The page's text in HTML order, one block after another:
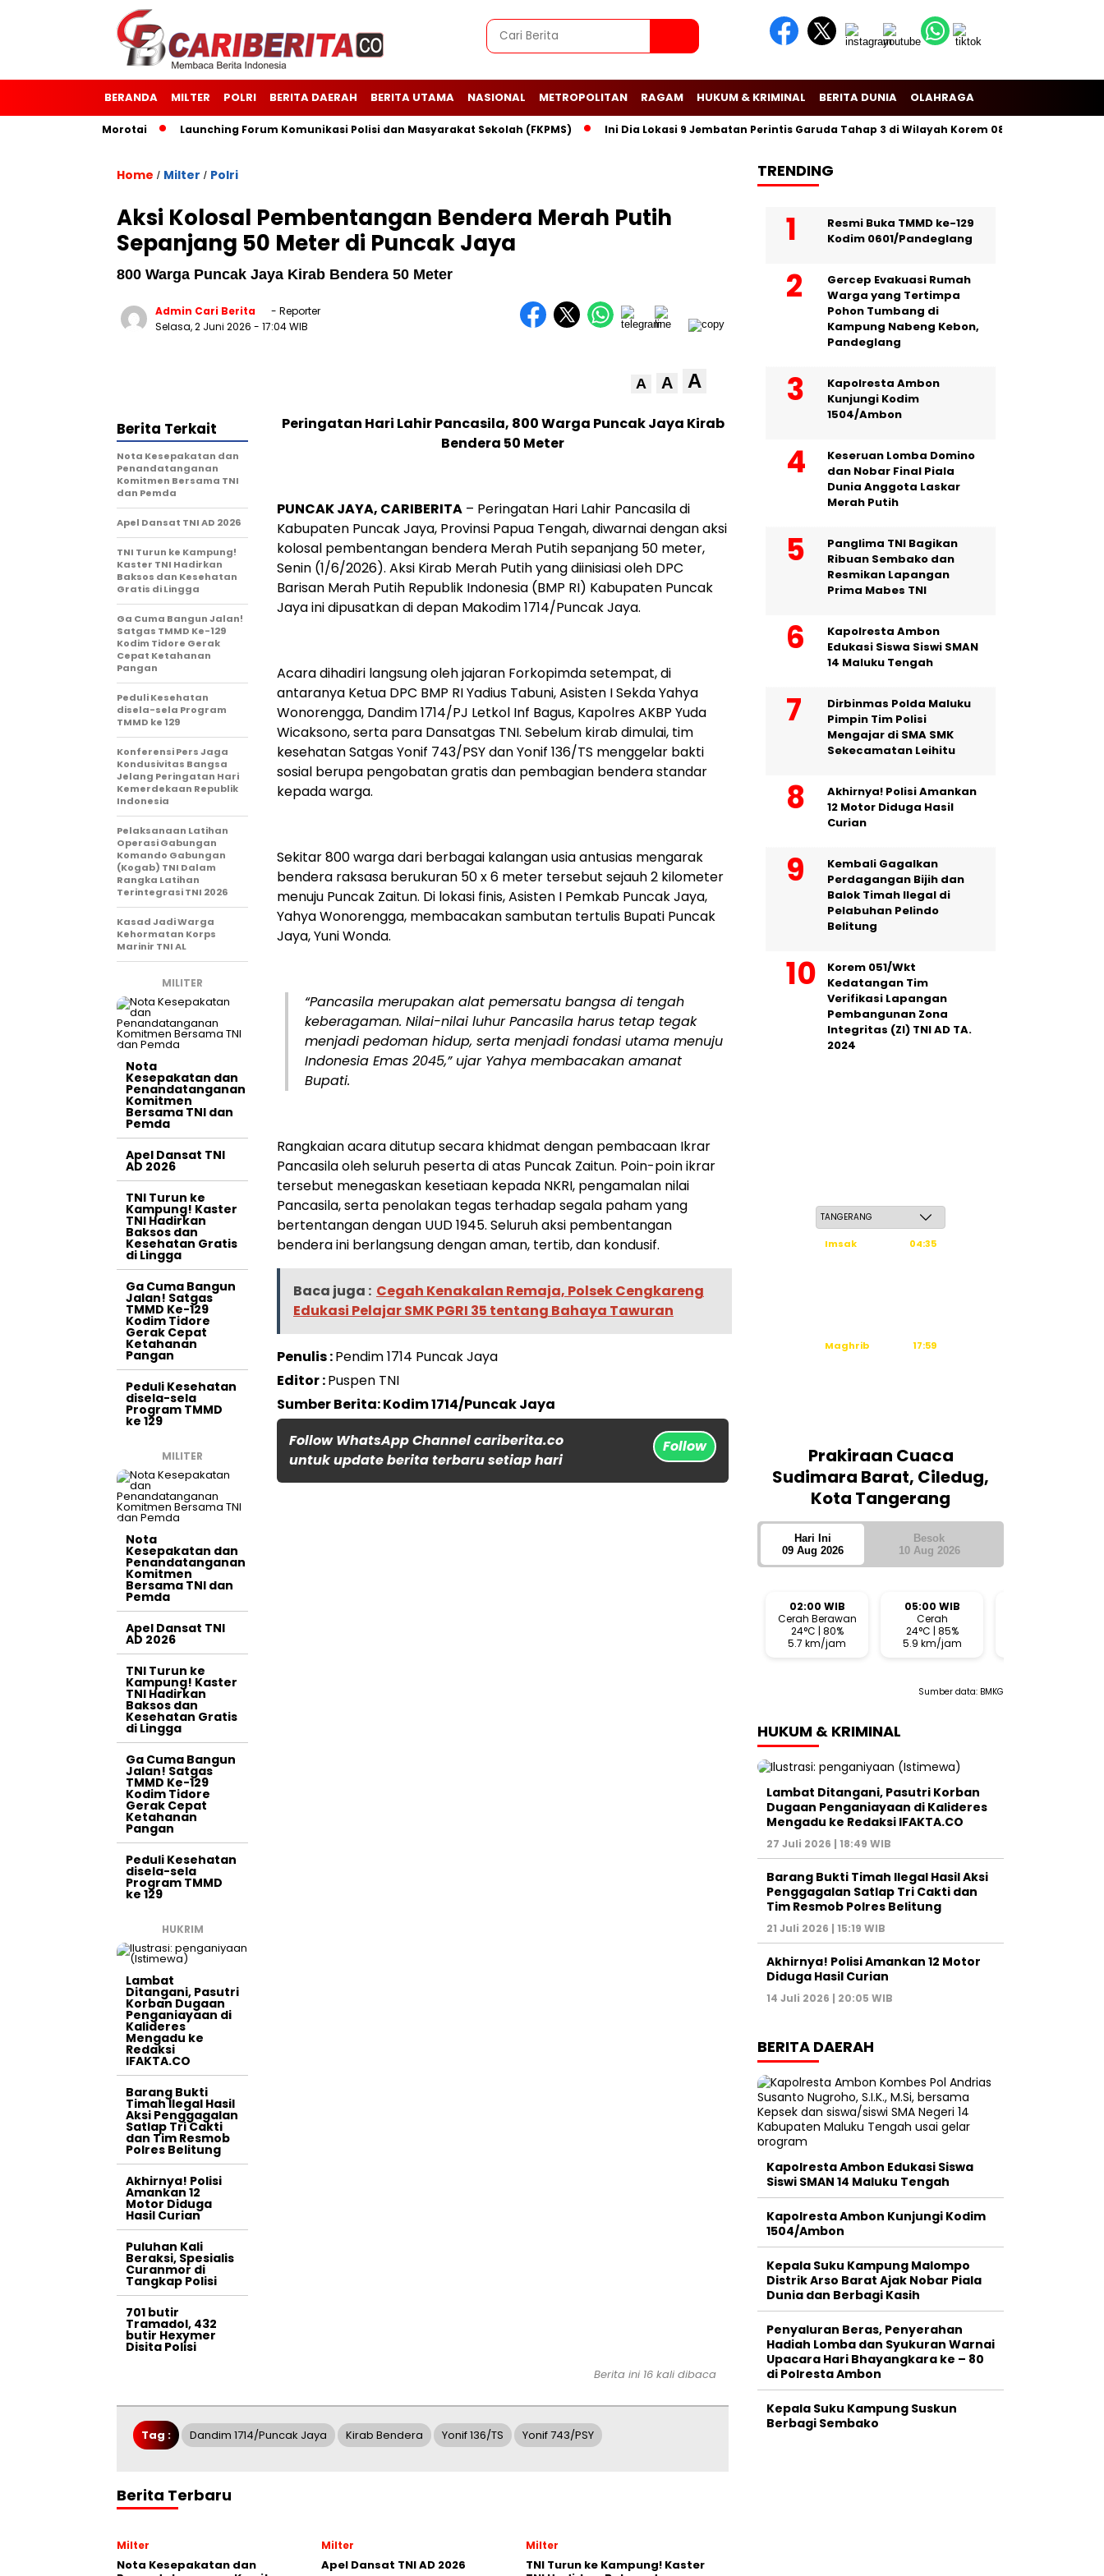
BERANDA MILTER POLRI BERITA DAERAH BERITA UTAMA NASIONAL METROPOLITAN RAGAM HUKUM & KRIMINAL BERITA DUNIA OLAHRAGA
Kodim 1514/Morotai Launching Forum Komunikasi Polisi dan Masyarakat Sekolah (FKPMS) Ini Dia Lokasi 9 Jembatan Perintis Garuda Tahap 3 di Wilayah Korem 081/Dsj
Home / Milter / Polri
Aksi Kolosal Pembentangan Bendera Merah Putih
Sepanjang 50 Meter di Puncak Jaya
800 Warga Puncak Jaya Kirab Bendera 50 Meter
Admin Cari Berita
- Reporter
Selasa, 2 Juni 2026 - 17:04 WIB
A A A
Peringatan Hari Lahir Pancasila, 800 Warga Puncak Jaya Kirab
Bendera 50 Meter
PUNCAK JAYA, CARIBERITA – Peringatan Hari Lahir Pancasila di
Kabupaten Puncak Jaya, Provinsi Papua Tengah, diwarnai dengan aksi
kolosal pembentangan bendera Merah Putih sepanjang 50 meter,
Senin (1/6/2026). Aksi Kirab Merah Putih yang diinisiasi oleh DPC
Barisan Merah Putih Republik Indonesia (BMP RI) Kabupaten Puncak
Jaya ini dipusatkan di depan Makodim 1714/Puncak Jaya.
Acara dihadiri langsung oleh jajaran Forkopimda setempat, di
antaranya Ketua DPC BMP RI Yadius Tabuni, Asisten I Sekda Yahya
Wonorengga, Dandim 1714/PJ Letkol Inf Bagus, Kapolres AKBP Yuda
Wicaksono, serta para Dansatgas TNI. Sebelum kirab dimulai, tim
kesehatan Satgas Yonif 743/PSY dan Yonif 136/TS menggelar bakti
sosial berupa pengobatan gratis dan pembagian bendera standar
kepada warga.
Sekitar 800 warga dari berbagai kalangan usia antusias mengarak
bendera raksasa berukuran 50 x 6 meter tersebut sejauh 2 kilometer
menuju Puncak Zaitun. Di lokasi finis, Asisten I Pemkab Puncak Jaya,
Yahya Wonorengga, membacakan sambutan tertulis Bupati Puncak
Jaya, Yuni Wonda.
“Pancasila merupakan alat pemersatu bangsa di tengah
keberagaman. Nilai-nilai luhur Pancasila harus tetap tegak
menjadi pedoman hidup, serta menjadi fondasi utama menuju
Indonesia Emas 2045,” ujar Yahya membacakan amanat
Bupati.
Rangkaian acara ditutup secara khidmat dengan pembacaan Ikrar
Pancasila oleh seluruh peserta di atas Puncak Zaitun. Poin-poin ikrar
tersebut menegaskan kesetiaan kepada NKRI, pengamalan nilai
Pancasila, serta penolakan tegas terhadap segala paham yang
bertentangan dengan UUD 1945. Seluruh aksi pembentangan
bendera ini berlangsung dengan aman, tertib, dan kondusif.
Baca juga : Cegah Kenakalan Remaja, Polsek Cengkareng
Edukasi Pelajar SMK PGRI 35 tentang Bahaya Tawuran
Penulis :Pendim 1714 Puncak Jaya
Editor :Puspen TNI
Sumber Berita: Kodim 1714/Puncak Jaya
Follow WhatsApp Channel cariberita.co
untuk update berita terbaru setiap hari
Follow
Berita Terkait
Nota Kesepakatan dan
Penandatanganan
Komitmen Bersama TNI
dan Pemda
Apel Dansat TNI AD 2026
TNI Turun ke Kampung!
Kaster TNI Hadirkan
Baksos dan Kesehatan
Gratis di Lingga
Ga Cuma Bangun Jalan!
Satgas TMMD Ke-129
Kodim Tidore Gerak
Cepat Ketahanan
Pangan
Peduli Kesehatan
disela-sela Program
TMMD ke 129
Konferensi Pers Jaga
Kondusivitas Bangsa
Jelang Peringatan Hari
Kemerdekaan Republik
Indonesia
Pelaksanaan Latihan
Operasi Gabungan
Komando Gabungan
(Kogab) TNI Dalam
Rangka Latihan
Terintegrasi TNI 2026
Kasad Jadi Warga
Kehormatan Korps
Marinir TNI AL
MILITER
Nota
Kesepakatan dan
Penandatanganan
Komitmen
Bersama TNI dan
Pemda
Apel Dansat TNI
AD 2026
TNI Turun ke
Kampung! Kaster
TNI Hadirkan
Baksos dan
Kesehatan Gratis
di Lingga
Ga Cuma Bangun
Jalan! Satgas
TMMD Ke-129
Kodim Tidore
Gerak Cepat
Ketahanan
Pangan
Peduli Kesehatan
disela-sela
Program TMMD
ke 129
MILITER
Nota
Kesepakatan dan
Penandatanganan
Komitmen
Bersama TNI dan
Pemda
Apel Dansat TNI
AD 2026
TNI Turun ke
Kampung! Kaster
TNI Hadirkan
Baksos dan
Kesehatan Gratis
di Lingga
Ga Cuma Bangun
Jalan! Satgas
TMMD Ke-129
Kodim Tidore
Gerak Cepat
Ketahanan
Pangan
Peduli Kesehatan
disela-sela
Program TMMD
ke 129
HUKRIM
Lambat
Ditangani, Pasutri
Korban Dugaan
Penganiayaan di
Kalideres
Mengadu ke
Redaksi
IFAKTA.CO
Barang Bukti
Timah Ilegal Hasil
Aksi Penggagalan
Satlap Tri Cakti
dan Tim Resmob
Polres Belitung
Akhirnya! Polisi
Amankan 12
Motor Diduga
Hasil Curian
Puluhan Kali
Beraksi, Spesialis
Curanmor di
Tangkap Polisi
701 butir
Tramadol, 432
butir Hexymer
Disita Polisi
Berita ini 16 kali dibaca
Tag : Dandim 1714/Puncak Jaya Kirab Bendera Yonif 136/TS Yonif 743/PSY
Berita Terbaru
Milter
Nota Kesepakatan dan
Milter
Apel Dansat TNI AD 2026
Milter
TNI Turun ke Kampung! Kaster
TRENDING
Resmi Buka TMMD ke-129
Kodim 0601/Pandeglang
Gercep Evakuasi Rumah
Warga yang Tertimpa
Pohon Tumbang di
Kampung Nabeng Kebon,
Pandeglang
Kapolresta Ambon
Kunjungi Kodim
1504/Ambon
Keseruan Lomba Domino
dan Nobar Final Piala
Dunia Anggota Laskar
Merah Putih
Panglima TNI Bagikan
Ribuan Sembako dan
Resmikan Lapangan
Prima Mabes TNI
Kapolresta Ambon
Edukasi Siswa Siswi SMAN
14 Maluku Tengah
Dirbinmas Polda Maluku
Pimpin Tim Polisi
Mengajar di SMA SMK
Sekecamatan Leihitu
Akhirnya! Polisi Amankan
12 Motor Diduga Hasil
Curian
Kembali Gagalkan
Perdagangan Bijih dan
Balok Timah Ilegal di
Pelabuhan Pelindo
Belitung
Korem 051/Wkt
Kedatangan Tim
Verifikasi Lapangan
Pembangunan Zona
Integritas (ZI) TNI AD TA.
2024
Imsak
04:35
Maghrib
17:59
Prakiraan Cuaca
Sudimara Barat, Ciledug,
Kota Tangerang
Hari Ini
09 Aug 2026
Besok
10 Aug 2026
02:00 WIB
Cerah Berawan
24°C | 80%
5.7 km/jam
05:00 WIB
Cerah
24°C | 85%
5.9 km/jam
Sumber data: BMKG
HUKUM & KRIMINAL
Lambat Ditangani, Pasutri Korban
Dugaan Penganiayaan di Kalideres
Mengadu ke Redaksi IFAKTA.CO
27 Juli 2026 | 18:49 WIB
Barang Bukti Timah Ilegal Hasil Aksi
Penggagalan Satlap Tri Cakti dan
Tim Resmob Polres Belitung
21 Juli 2026 | 15:19 WIB
Akhirnya! Polisi Amankan 12 Motor
Diduga Hasil Curian
14 Juli 2026 | 20:05 WIB
BERITA DAERAH
Kapolresta Ambon Edukasi Siswa
Siswi SMAN 14 Maluku Tengah
Kapolresta Ambon Kunjungi Kodim
1504/Ambon
Kepala Suku Kampung Malompo
Distrik Arso Barat Ajak Nobar Piala
Dunia dan Berbagi Kasih
Penyaluran Beras, Penyerahan
Hadiah Lomba dan Syukuran Warnai
Upacara Hari Bhayangkara ke – 80
di Polresta Ambon
Kepala Suku Kampung Suskun
Berbagi Sembako